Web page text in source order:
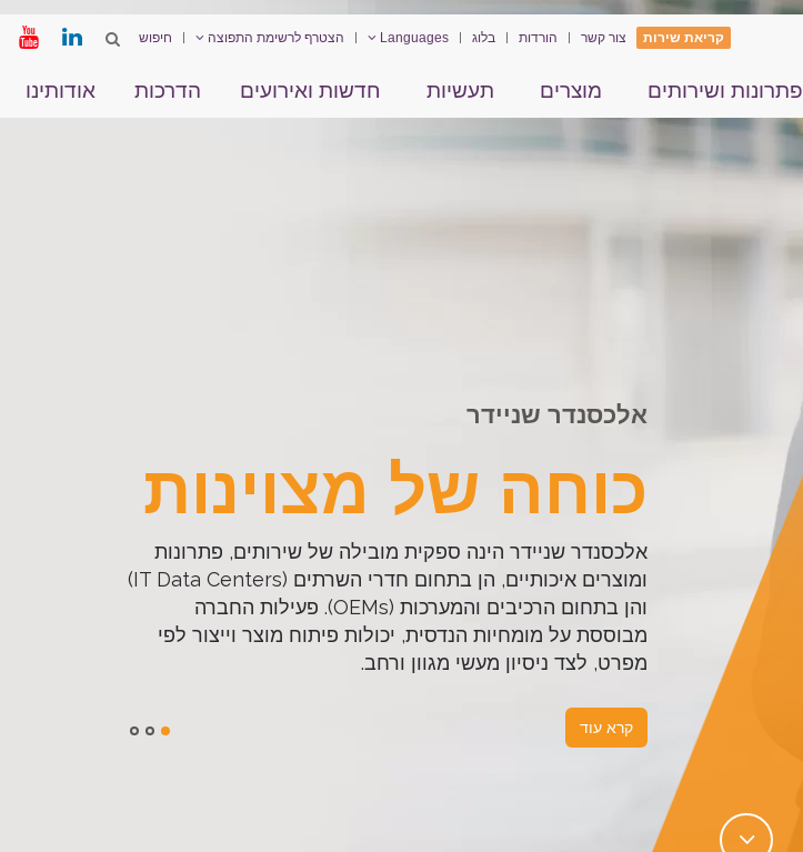
קריאת שירות צור קשר הורדות בלוג Languages הצטרף לרשימת התפוצה
פתרונות ושירותים מוצרים תעשיות חדשות ואירועים הדרכות אודותינו
אלכסנדר שניידר
כוחה של מצוינות
אלכסנדר שניידר הינה ספקית מובילה של שירותים, פתרונות
ומוצרים איכותיים, הן בתחום חדרי השרתים (IT Data Centers)
והן בתחום הרכיבים והמערכות (OEMs). פעילות החברה
מבוססת על מומחיות הנדסית, יכולות פיתוח מוצר וייצור לפי
מפרט, לצד ניסיון מעשי מגוון ורחב.
קרא עוד
חדשנות ואמינות
בחדרי השרתים
הגישה ההוליסטית המתקדמת של אלכסנדר שניידר לתכנון
ולבניית חדרי שרתים מבטיחה יעילות אנרגטית, רציפות עסקית
והחזר השקעה (ROI) גבוה ומהיר יותר.